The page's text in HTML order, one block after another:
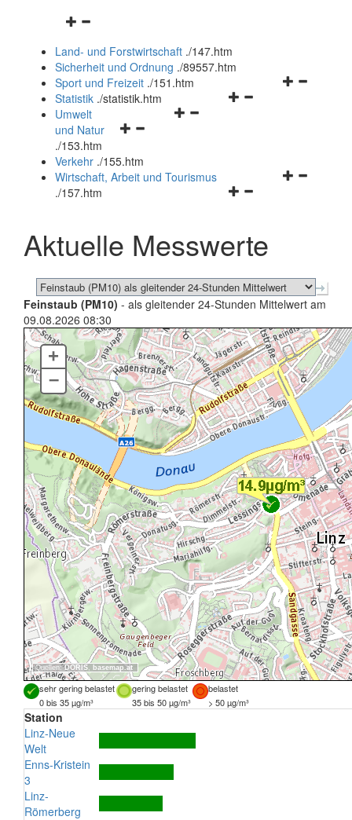
Navigationsmenü
und
schließen
Land- und Forstwirtschaft ./147.htm
Sicherheit und Ordnung ./89557.htm
Navigationsmenü
Sport und Freizeit ./151.htm
Navigationsmenü
Statistik ./statistik.htm
Navigationsmenü
und
schließen
Umwelt
und Natur
./153.htm
Verkehr ./155.htm
Navigationsmenü
schließen
Wirtschaft, Arbeit und Tourismus
./157.htm
Aktuelle Messwerte
Feinstaub (PM10) - als gleitender 24-Stunden Mittelwert am
09.08.2026 08:30
Quellen:DORIS, basemap.at
+
–
sehr gering belastet gering belastet
belastet
0 bis 35 µg/m³
35 bis 50 µg/m³ > 50 µg/m³
Station
Linz-Neue
Welt
Enns-Kristein
3
Linz-
Römerberg